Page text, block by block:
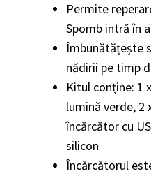
Permite
Spomb intră în
Îmbunătățește
nădirii pe timp
Kitul conține: 1
lumină verde, 2
încărcător cu
silicon
Încărcătorul